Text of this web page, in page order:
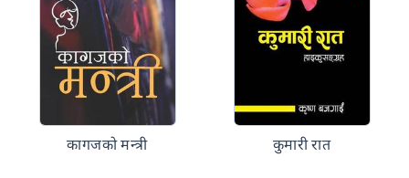
कागजको मन्त्री कुमारी रात